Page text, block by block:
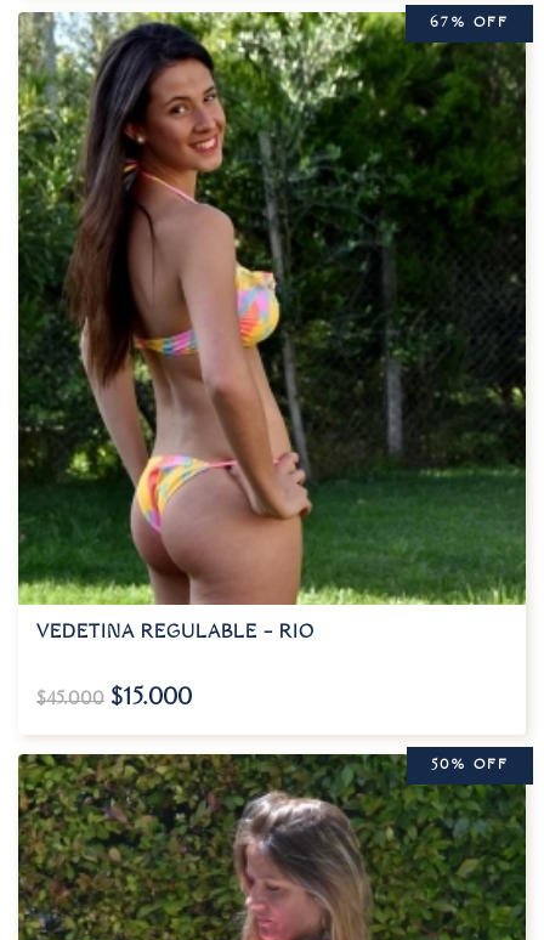
67% OFF
VEDETINA REGULABLE – RIO
$45.000 $15.000
50% OFF